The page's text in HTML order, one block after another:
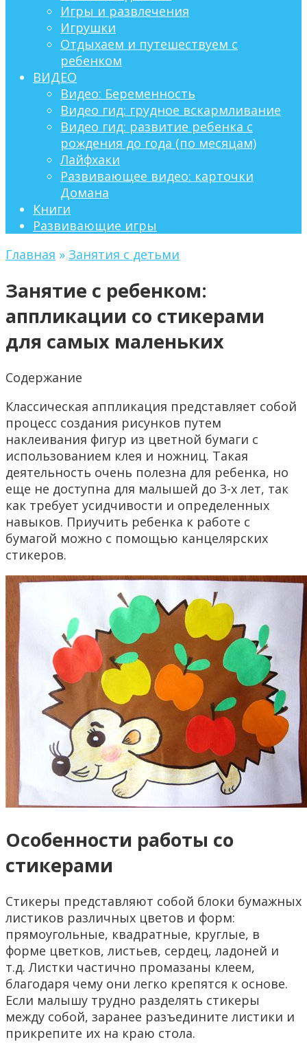
Игры и развлечения
Игрушки
Отдыхаем и путешествуем с
ребенком
ВИДЕО
Видео: Беременность
Видео гид: грудное вскармливание
Видео гид: развитие ребенка с
рождения до года (по месяцам)
Лайфхаки
Развивающее видео: карточки
Домана
Книги
Развивающие игры
Главная » Занятия с детьми
Занятие с ребенком:
аппликации со стикерами
для самых маленьких
Содержание
Классическая аппликация представляет собой
процесс создания рисунков путем
наклеивания фигур из цветной бумаги с
использованием клея и ножниц. Такая
деятельность очень полезна для ребенка, но
еще не доступна для малышей до 3-х лет, так
как требует усидчивости и определенных
навыков. Приучить ребенка к работе с
бумагой можно с помощью канцелярских
стикеров.
Особенности работы со
стикерами
Стикеры представляют собой блоки бумажных
листиков различных цветов и форм:
прямоугольные, квадратные, круглые, в
форме цветков, листьев, сердец, ладоней и
т.д. Листки частично промазаны клеем,
благодаря чему они легко крепятся к основе.
Если малышу трудно разделять стикеры
между собой, заранее разъедините листики и
прикрепите их на краю стола.